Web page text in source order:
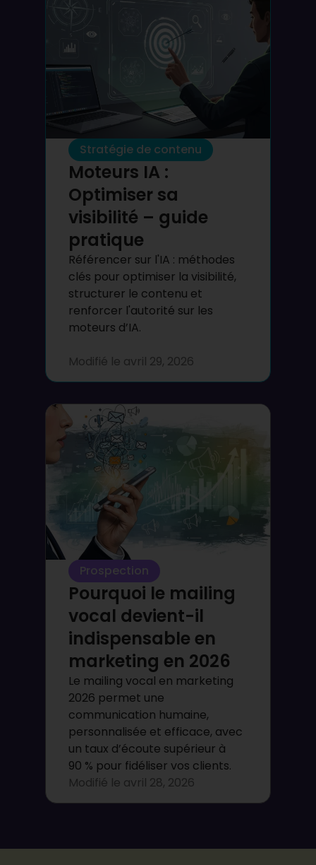
Stratégie de contenu
Moteurs IA :
Optimiser sa
visibilité – guide
pratique
Référencer sur l'IA : méthodes
clés pour optimiser la visibilité,
structurer le contenu et
renforcer l'autorité sur les
moteurs d’IA.
Modifié le avril 29, 2026
Prospection
Pourquoi le mailing
vocal devient-il
indispensable en
marketing en 2026
Le mailing vocal en marketing
2026 permet une
communication humaine,
personnalisée et efficace, avec
un taux d’écoute supérieur à
90 % pour fidéliser vos clients.
Modifié le avril 28, 2026